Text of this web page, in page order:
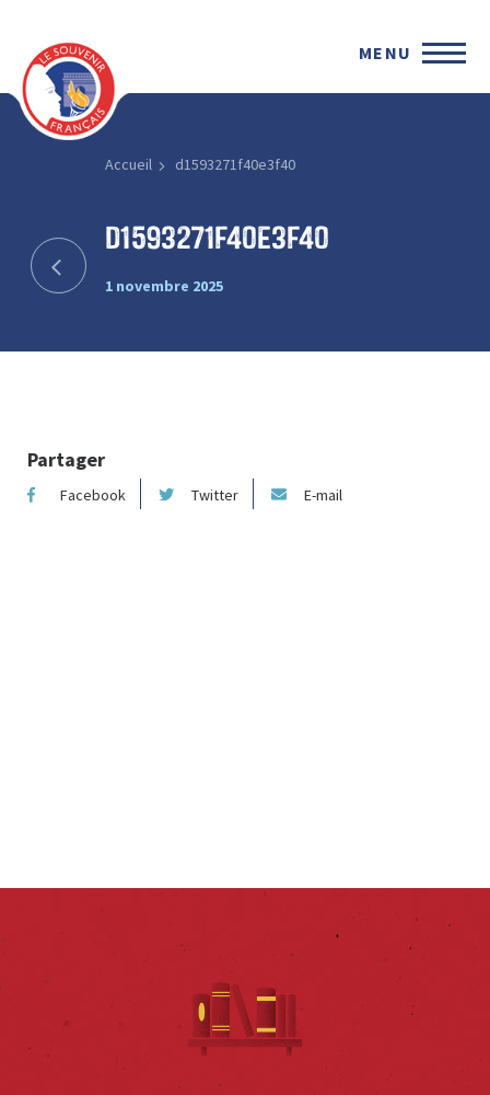
MENU
Accueil d1593271f40e3f40
d1593271f40e3f40
1 novembre 2025
Partager
Facebook Twitter E-mail